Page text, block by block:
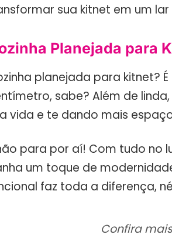
sua kitnet em um
Planejada para
planejada para kitnet?
sabe? Além de
vida e te dando mais
para por aí! Com tudo no
um toque de
faz toda a diferença,
Confira